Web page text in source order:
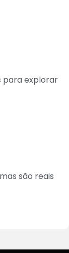
para explorar
são reais